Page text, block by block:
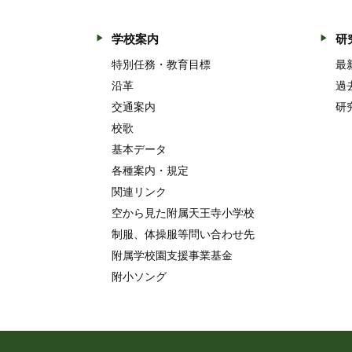
学校案内
特別任務・教育目標
沿革
交通案内
校歌
基本データ
各種案内・規定
関連リンク
空から見た附属天王寺小学校
制服、体操服等問い合わせ先
附属学校園支援事業基金
附小ソング
研
最
過
研